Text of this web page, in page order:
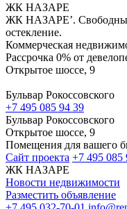
ЖК НАЗАРЕ
ЖК НАЗАРЕ’. Свободные
остекление.
Коммерческая
Рассрочка 0% от
Открытое шоссе, 9
Бульвар Рокоссовского
+7 495 085 94 39
Бульвар Рокоссовского
Открытое шоссе, 9
Помещения для вашего
Сайт проекта +7 495 085
ЖК НАЗАРЕ
Новости недвижимости
Разместить объявление